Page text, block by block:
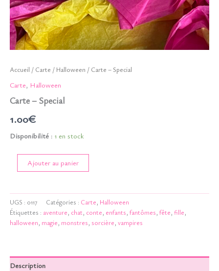
Accueil / Carte / Halloween / Carte – Special
Carte, Halloween
Carte – Special
1.00€
Disponibilité : 1 en stock
Ajouter au panier
UGS : 0117 Catégories : Carte, Halloween
Étiquettes : aventure, chat, conte, enfants, fantômes, fête, fille,
halloween, magie, monstres, sorcière, vampires
Description